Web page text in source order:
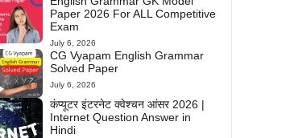
Paper 2026 For ALL Competitive
Exam
July 6, 2026
CG Vyapam English Grammar
Solved Paper
July 6, 2026
कंप्यूटर इंटरनेट क्वेश्चन आंसर 2026 |
Internet Question Answer in
Hindi